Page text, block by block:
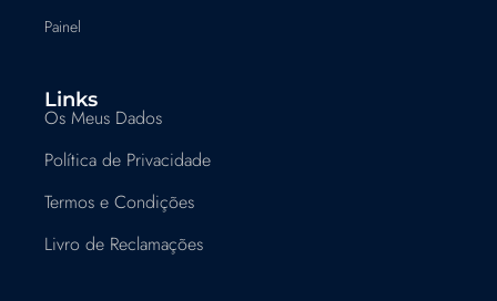
Painel
Links
Os Meus Dados
Política de Privacidade
Termos e Condições
Livro de Reclamações